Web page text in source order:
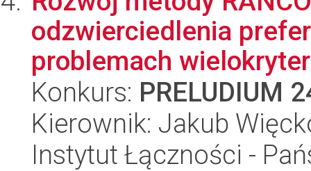
odzwierciedlenia
problemach
Konkurs: PRELUDIUM
Kierownik: Jakub
Instytut Łączności -